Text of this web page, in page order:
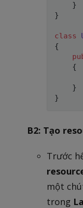
}
}
class
{
{
}
}
B2: Tạo
Trước
một
trong